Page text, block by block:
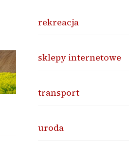
rekreacja
sklepy internetowe
transport
uroda